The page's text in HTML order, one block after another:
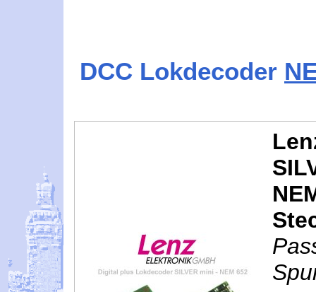
DCC Lokdecoder